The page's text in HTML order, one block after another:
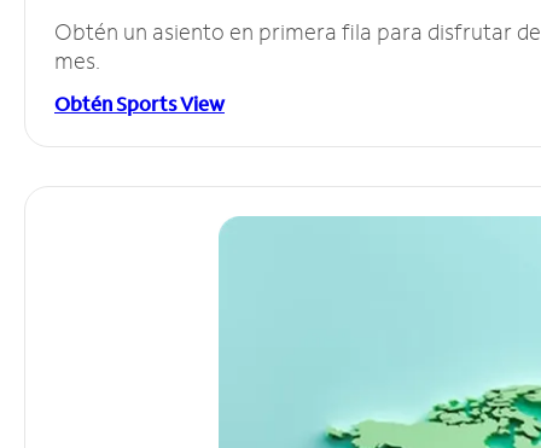
Obtén un asiento en primera fila para disfrutar
mes.
Obtén Sports View